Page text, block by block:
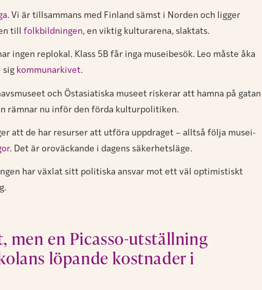
. Vi är tillsammans med Finland sämst i Norden och ligger
till folkbildningen, en viktig kulturarena, slaktats.
ingen replokal. Klass 5B får inga museibesök. Leo måste åka
sig kommunarkivet.
och Östasiatiska museet riskerar att hamna på gatan
rämnar nu inför den förda kulturpolitiken.
att de har resurser att utföra uppdraget – alltså följa musei-
. Det är oroväckande i dagens säkerhetsläge.
har växlat sitt politiska ansvar mot ett väl optimistiskt
en Picasso-utställning
löpande kostnader i